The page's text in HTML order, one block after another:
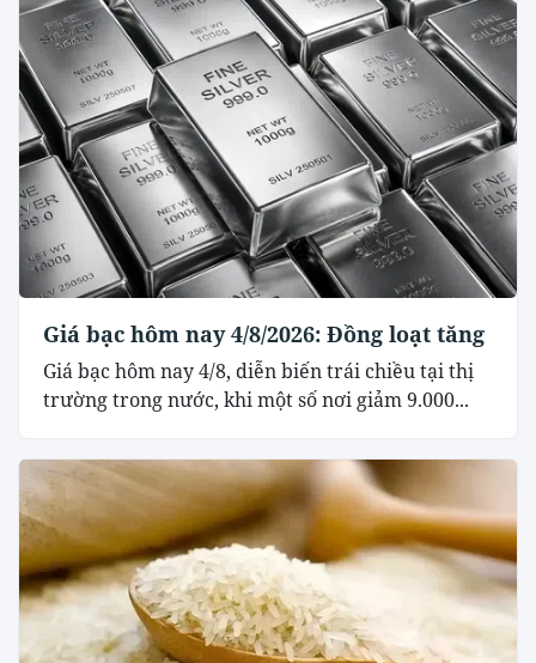
Giá bạc hôm nay 4/8/2026: Đồng loạt tăng
Giá bạc hôm nay 4/8, diễn biến trái chiều tại thị
trường trong nước, khi một số nơi giảm 9.000...